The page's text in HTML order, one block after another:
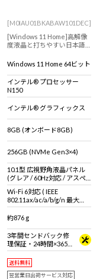
[M0IAU01BKABAW101DEC]
[Windows 11 Home]高解像
度液晶と打ちやすい日本語
こでも使える10.1型WUXGA
Windows 11 Home 64ビット
インテル® プロセッサー
N150
インテル® グラフィックス
8GB (オンボード8GB)
256GB (NVMe Gen3×4)
10.1型 広視野角液晶パネル
(グレア / 60Hz対応 / アスペ
クト比16:10)
Wi-Fi 6対応 ( IEEE
802.11ax/ac/a/b/g/n 最大
2.4Gbps対応 ※連続160MHz
帯域 Wi-Fi 6対応機器が必要 )
約876 g
3年間センドバック修
理保証・24時間×365
日電話サポート
送料無料
翌営業日出荷サービス対応